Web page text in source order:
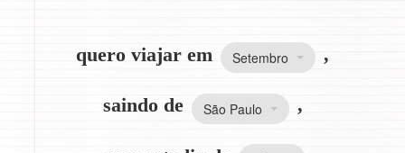
quero viajar em Setembro ,
saindo de São Paulo ,